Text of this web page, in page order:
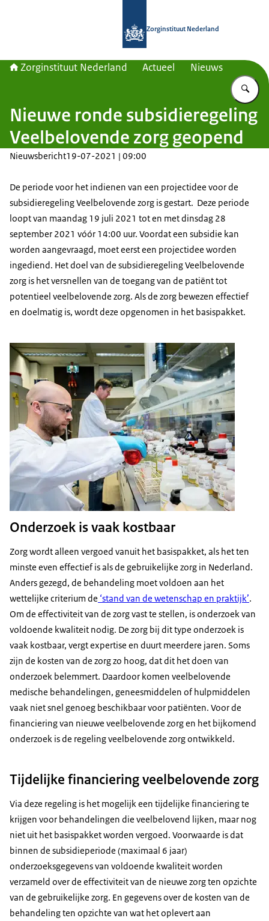
Zorginstituut Nederland
Zorginstituut Nederland Actueel Nieuws
Nieuwe ronde subsidieregeling
Veelbelovende zorg geopend
Nieuwsbericht19-07-2021 | 09:00
De periode voor het indienen van een projectidee voor de
subsidieregeling Veelbelovende zorg is gestart. Deze periode
loopt van maandag 19 juli 2021 tot en met dinsdag 28
september 2021 vóór 14:00 uur. Voordat een subsidie kan
worden aangevraagd, moet eerst een projectidee worden
ingediend. Het doel van de subsidieregeling Veelbelovende
zorg is het versnellen van de toegang van de patiënt tot
potentieel veelbelovende zorg. Als de zorg bewezen effectief
en doelmatig is, wordt deze opgenomen in het basispakket.
Onderzoek is vaak kostbaar
Zorg wordt alleen vergoed vanuit het basispakket, als het ten
minste even effectief is als de gebruikelijke zorg in Nederland.
Anders gezegd, de behandeling moet voldoen aan het
wettelijke criterium de ‘stand van de wetenschap en praktijk’.
Om de effectiviteit van de zorg vast te stellen, is onderzoek van
voldoende kwaliteit nodig. De zorg bij dit type onderzoek is
vaak kostbaar, vergt expertise en duurt meerdere jaren. Soms
zijn de kosten van de zorg zo hoog, dat dit het doen van
onderzoek belemmert. Daardoor komen veelbelovende
medische behandelingen, geneesmiddelen of hulpmiddelen
vaak niet snel genoeg beschikbaar voor patiënten. Voor de
financiering van nieuwe veelbelovende zorg en het bijkomend
onderzoek is de regeling veelbelovende zorg ontwikkeld.
Tijdelijke financiering veelbelovende zorg
Via deze regeling is het mogelijk een tijdelijke financiering te
krijgen voor behandelingen die veelbelovend lijken, maar nog
niet uit het basispakket worden vergoed. Voorwaarde is dat
binnen de subsidieperiode (maximaal 6 jaar)
onderzoeksgegevens van voldoende kwaliteit worden
verzameld over de effectiviteit van de nieuwe zorg ten opzichte
van de gebruikelijke zorg. En gegevens over de kosten van de
behandeling ten opzichte van wat het oplevert aan